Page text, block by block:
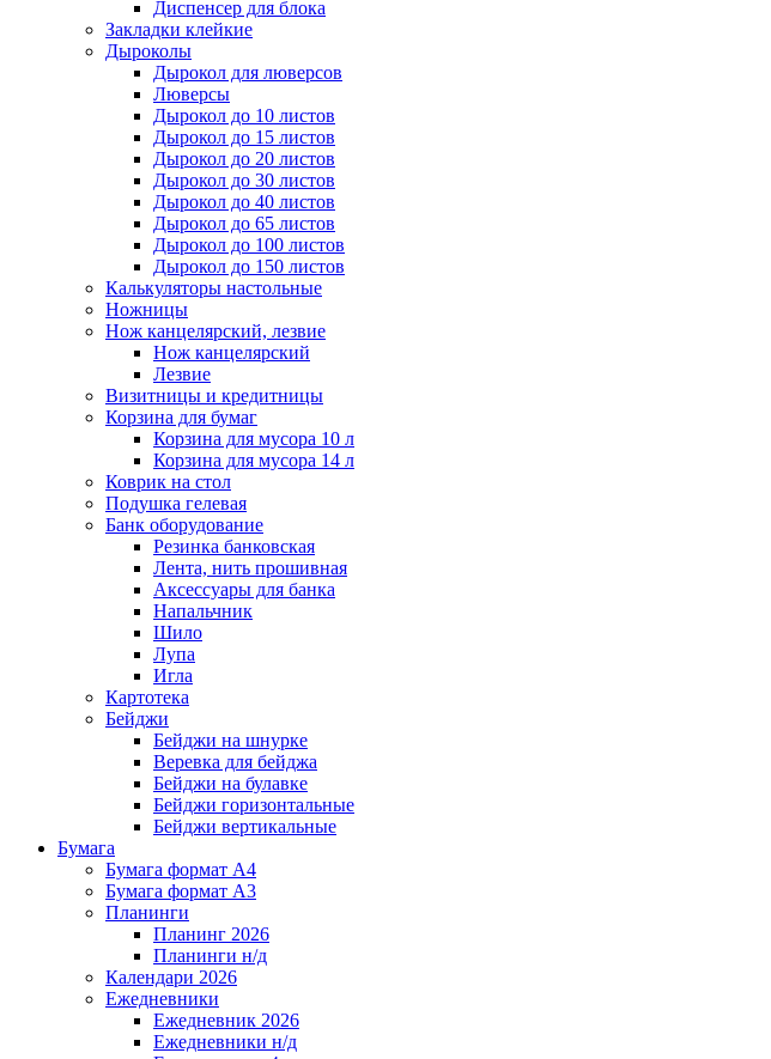
Диспенсер для блока
Закладки клейкие
Дыроколы
Дырокол для люверсов
Люверсы
Дырокол до 10 листов
Дырокол до 15 листов
Дырокол до 20 листов
Дырокол до 30 листов
Дырокол до 40 листов
Дырокол до 65 листов
Дырокол до 100 листов
Дырокол до 150 листов
Калькуляторы настольные
Ножницы
Нож канцелярский, лезвие
Нож канцелярский
Лезвие
Визитницы и кредитницы
Корзина для бумаг
Корзина для мусора 10 л
Корзина для мусора 14 л
Коврик на стол
Подушка гелевая
Банк оборудование
Резинка банковская
Лента, нить прошивная
Аксессуары для банка
Напальчник
Шило
Лупа
Игла
Картотека
Бейджи
Бейджи на шнурке
Веревка для бейджа
Бейджи на булавке
Бейджи горизонтальные
Бейджи вертикальные
Бумага
Бумага формат А4
Бумага формат А3
Планинги
Планинг 2026
Планинги н/д
Календари 2026
Ежедневники
Ежедневник 2026
Ежедневники н/д